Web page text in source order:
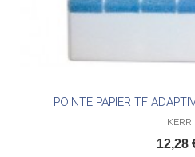
POINTE PAPIER TF
KERR
12,28